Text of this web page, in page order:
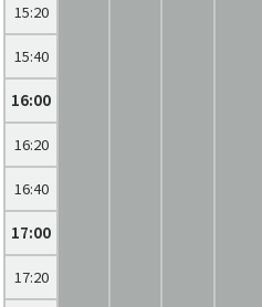
15:20
15:40
16:00
16:20
16:40
17:00
17:20